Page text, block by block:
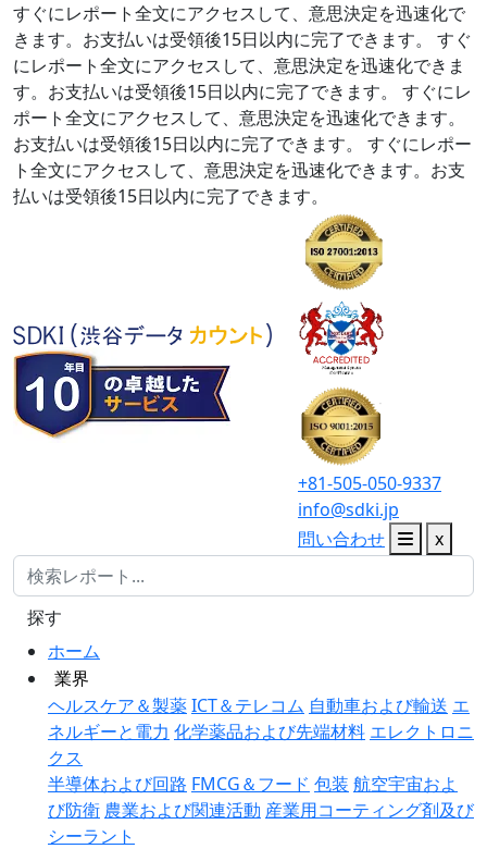
すぐにレポート全文にアクセスして、意思決定を迅速化で
きます。お支払いは受領後15日以内に完了できます。
すぐ
にレポート全文にアクセスして、意思決定を迅速化できま
す。お支払いは受領後15日以内に完了できます。
すぐにレ
ポート全文にアクセスして、意思決定を迅速化できます。
お支払いは受領後15日以内に完了できます。
すぐにレポー
ト全文にアクセスして、意思決定を迅速化できます。お支
払いは受領後15日以内に完了できます。
+81-505-050-9337
info@sdki.jp
問い合わせ
x
ホーム
業界
ヘルスケア＆製薬ICT＆テレコム 自動車および輸送 エ
ネルギーと電力 化学薬品および先端材料 エレクトロニ
クス
半導体および回路 FMCG＆フード 包装 航空宇宙およ
び防衛 農業および関連活動 産業用コーティング剤及び
シーラント
探す